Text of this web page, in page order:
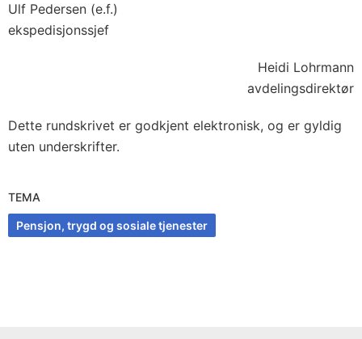
Ulf Pedersen (e.f.)
ekspedisjonssjef
Heidi Lohrmann
avdelingsdirektør
Dette rundskrivet er godkjent elektronisk, og er gyldig
uten underskrifter.
TEMA
Pensjon, trygd og sosiale tjenester